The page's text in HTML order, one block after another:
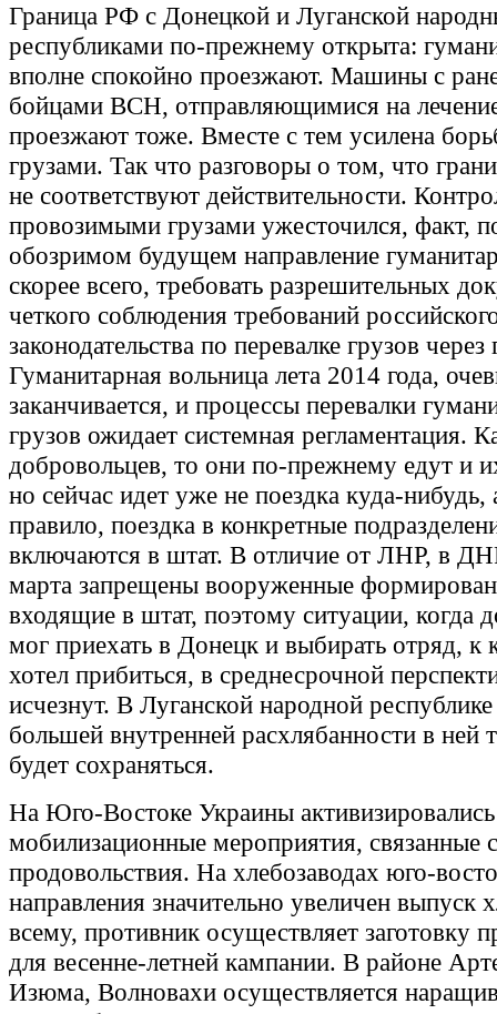
Граница РФ с Донецкой и Луганской
республиками по-прежнему открыта:
вполне спокойно проезжают. Машины с
бойцами ВСН, отправляющимися на
проезжают тоже. Вместе с тем усилена
грузами. Так что разговоры о том, что
не соответствуют действительности.
провозимыми грузами ужесточился, факт,
обозримом будущем направление
скорее всего, требовать разрешительных
четкого соблюдения требований
законодательства по перевалке грузов через
Гуманитарная вольница лета 2014 года,
заканчивается, и процессы перевалки
грузов ожидает системная регламентация.
добровольцев, то они по-прежнему едут и
но сейчас идет уже не поездка куда-нибудь,
правило, поездка в конкретные
включаются в штат. В отличие от ЛНР, в
марта запрещены вооруженные
входящие в штат, поэтому ситуации, когда
мог приехать в Донецк и выбирать отряд, к
хотел прибиться, в среднесрочной
исчезнут. В Луганской народной
большей внутренней расхлябанности в ней
будет сохраняться.
На Юго-Востоке Украины активизировались
мобилизационные мероприятия, связанные
продовольствия. На хлебозаводах юго-
направления значительно увеличен выпуск
всему, противник осуществляет заготовку
для весенне-летней кампании. В районе
Изюма, Волновахи осуществляется